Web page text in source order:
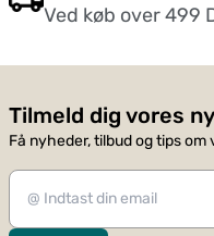
Ved køb over 499
Tilmeld dig vores
Få nyheder, tilbud og tips